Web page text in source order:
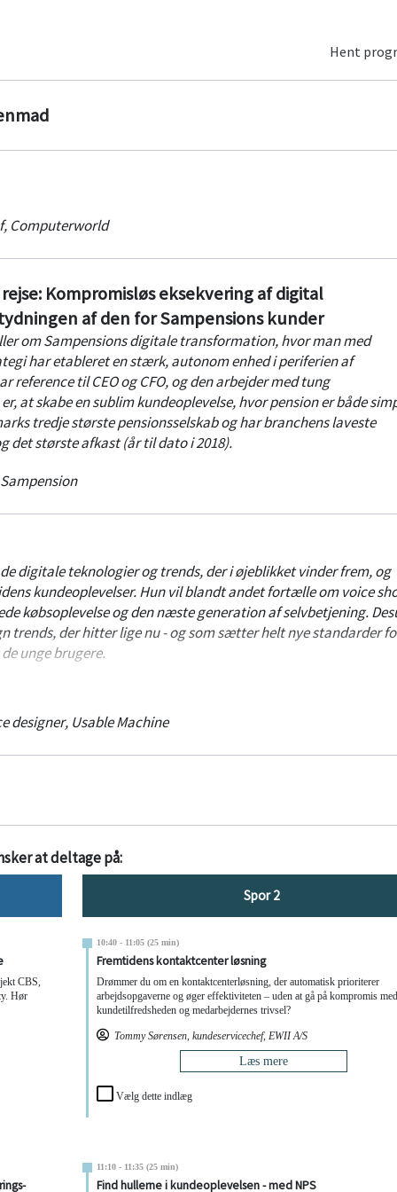
Hent
, Computerworld
Kompromisløs eksekvering af digital
af den for Sampensions kunder
om Sampensions digitale transformation, hvor man med
har etableret en stærk, autonom enhed i periferien af
reference til CEO og CFO, og den arbejder med tung
at skabe en sublim kundeoplevelse, hvor pension er både
tredje største pensionsselskab og har branchens laveste
det største afkast (år til dato i 2018).
Sampension
digitale teknologier og trends, der i øjeblikket vinder frem, og
kundeoplevelser. Hun vil blandt andet fortælle om voice
købsoplevelse og den næste generation af selvbetjening.
trends, der hitter lige nu - og som sætter helt nye standarder
unge brugere.
designer, Usable Machine
at deltage på:
CBS,
Hør
Spor 2
10:40 - 11:05 (25 min)
Fremtidens kontaktcenter løsning
Drømmer du om en kontaktcenterløsning, der automatisk prioriterer
arbejdsopgaverne og øger effektiviteten – uden at gå på kompromis med
kundetilfredsheden og medarbejdernes trivsel?
Tommy Sørensen, kundeservicechef, EWII A/S
Læs mere
Vælg dette indlæg
11:10 - 11:35 (25 min)
Find hullerne i kundeoplevelsen - med NPS